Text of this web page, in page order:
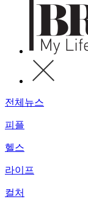
전체뉴스
피플
헬스
라이프
컬처